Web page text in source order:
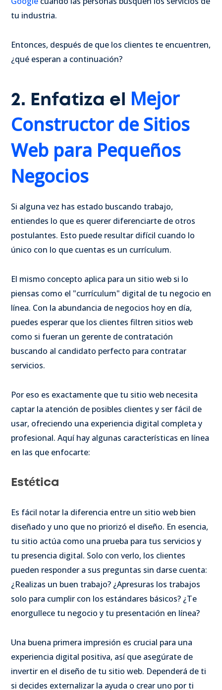
tu industria.
Entonces, después de que los clientes te encuentren,
¿qué esperan a continuación?
2. Enfatiza el Mejor
Constructor de Sitios
Web para Pequeños
Negocios
Si alguna vez has estado buscando trabajo,
entiendes lo que es querer diferenciarte de otros
postulantes. Esto puede resultar difícil cuando lo
único con lo que cuentas es un currículum.
El mismo concepto aplica para un sitio web si lo
piensas como el "currículum" digital de tu negocio en
línea. Con la abundancia de negocios hoy en día,
puedes esperar que los clientes filtren sitios web
como si fueran un gerente de contratación
buscando al candidato perfecto para contratar
servicios.
Por eso es exactamente que tu sitio web necesita
captar la atención de posibles clientes y ser fácil de
usar, ofreciendo una experiencia digital completa y
profesional. Aquí hay algunas características en línea
en las que enfocarte:
Estética
Es fácil notar la diferencia entre un sitio web bien
diseñado y uno que no priorizó el diseño. En esencia,
tu sitio actúa como una prueba para tus servicios y
tu presencia digital. Solo con verlo, los clientes
pueden responder a sus preguntas sin darse cuenta:
¿Realizas un buen trabajo? ¿Apresuras los trabajos
solo para cumplir con los estándares básicos? ¿Te
enorgullece tu negocio y tu presentación en línea?
Una buena primera impresión es crucial para una
experiencia digital positiva, así que asegúrate de
invertir en el diseño de tu sitio web. Dependerá de ti
si decides externalizar la ayuda o crear uno por ti